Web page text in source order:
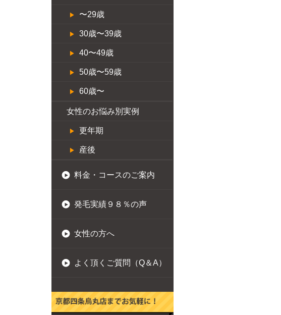
〜29歳
30歳〜39歳
40〜49歳
50歳〜59歳
60歳〜
女性のお悩み別実例
更年期
産後
料金・コースのご案内
発毛実績９８％の声
女性の方へ
よく頂くご質問（Q＆A）